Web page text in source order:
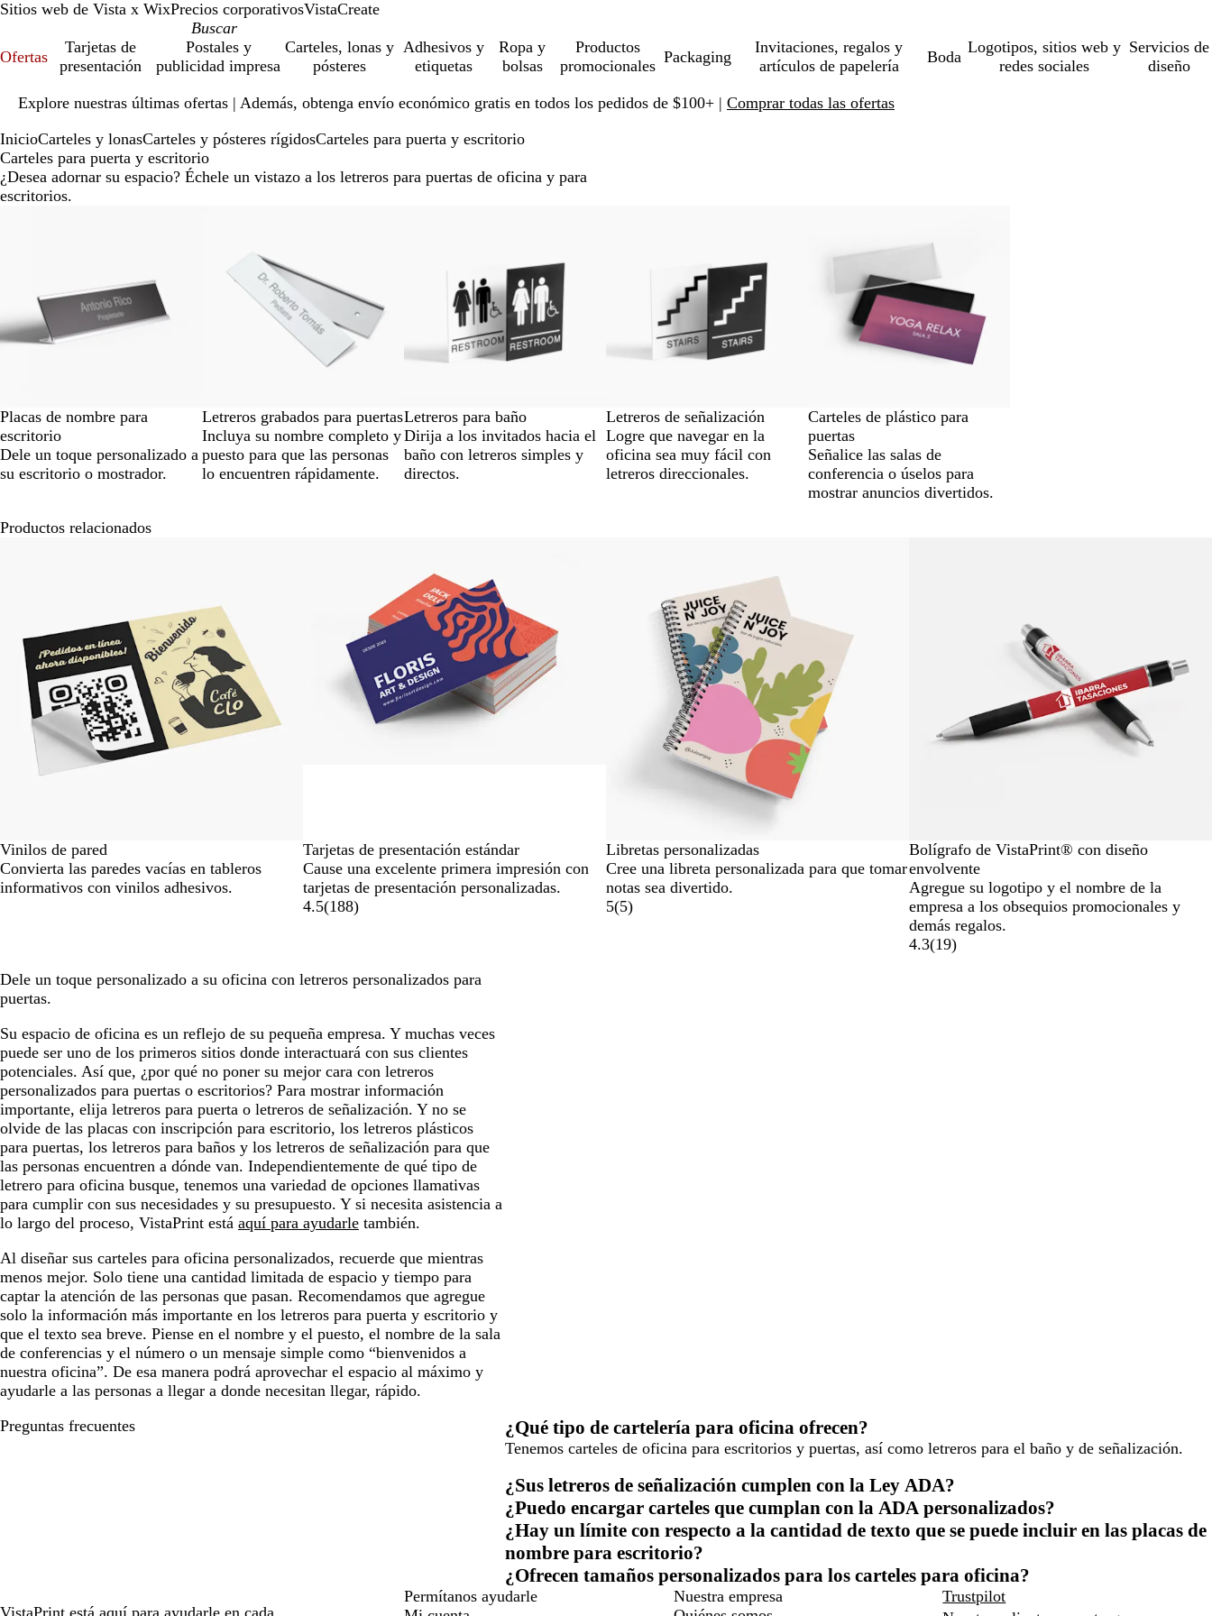
Sitios web de Vista x WixPrecios corporativosVistaCreate
Ofertas
Tarjetas de
presentación
Postales y
publicidad impresa
Carteles, lonas y
pósteres
Adhesivos y
etiquetas
Ropa y
bolsas
Productos
promocionales
Packaging
Invitaciones, regalos y
artículos de papelería
Boda
Logotipos, sitios web y
redes sociales
Servicios de
diseño
Explore nuestras últimas ofertas | Además, obtenga envío económico gratis en todos los pedidos de $100+ | Comprar todas las ofertas
1
InicioCarteles y lonasCarteles y pósteres rígidosCarteles para puerta y escritorio
Carteles para puerta y escritorio
¿Desea adornar su espacio? Échele un vistazo a los letreros para puertas de oficina y para
escritorios.
Placas de nombre para
escritorio
Dele un toque personalizado a
su escritorio o mostrador.
Letreros grabados para puertas
Incluya su nombre completo y
puesto para que las personas
lo encuentren rápidamente.
Letreros para baño
Dirija a los invitados hacia el
baño con letreros simples y
directos.
Letreros de señalización
Logre que navegar en la
oficina sea muy fácil con
letreros direccionales.
Carteles de plástico para
puertas
Señalice las salas de
conferencia o úselos para
mostrar anuncios divertidos.
Productos relacionados
Vinilos de pared
Convierta las paredes vacías en tableros
informativos con vinilos adhesivos.
Tarjetas de presentación estándar
Cause una excelente primera impresión con
tarjetas de presentación personalizadas.
4.5(188)
Libretas personalizadas
Cree una libreta personalizada para que tomar
notas sea divertido.
5(5)
Bolígrafo de VistaPrint® con diseño
envolvente
Agregue su logotipo y el nombre de la
empresa a los obsequios promocionales y
demás regalos.
4.3(19)
Dele un toque personalizado a su oficina con letreros personalizados para
puertas.
Su espacio de oficina es un reflejo de su pequeña empresa. Y muchas veces
puede ser uno de los primeros sitios donde interactuará con sus clientes
potenciales. Así que, ¿por qué no poner su mejor cara con letreros
personalizados para puertas o escritorios? Para mostrar información
importante, elija letreros para puerta o letreros de señalización. Y no se
olvide de las placas con inscripción para escritorio, los letreros plásticos
para puertas, los letreros para baños y los letreros de señalización para que
las personas encuentren a dónde van. Independientemente de qué tipo de
letrero para oficina busque, tenemos una variedad de opciones llamativas
para cumplir con sus necesidades y su presupuesto. Y si necesita asistencia a
lo largo del proceso, VistaPrint está aquí para ayudarle también.
Al diseñar sus carteles para oficina personalizados, recuerde que mientras
menos mejor. Solo tiene una cantidad limitada de espacio y tiempo para
captar la atención de las personas que pasan. Recomendamos que agregue
solo la información más importante en los letreros para puerta y escritorio y
que el texto sea breve. Piense en el nombre y el puesto, el nombre de la sala
de conferencias y el número o un mensaje simple como “bienvenidos a
nuestra oficina”. De esa manera podrá aprovechar el espacio al máximo y
ayudarle a las personas a llegar a donde necesitan llegar, rápido.
Preguntas frecuentes
¿Qué tipo de cartelería para oficina ofrecen?
Tenemos carteles de oficina para escritorios y puertas, así como letreros para el baño y de señalización.
¿Sus letreros de señalización cumplen con la Ley ADA?
¿Puedo encargar carteles que cumplan con la ADA personalizados?
¿Hay un límite con respecto a la cantidad de texto que se puede incluir en las placas de
nombre para escritorio?
¿Ofrecen tamaños personalizados para los carteles para oficina?
VistaPrint está aquí para ayudarle en cada
Permítanos ayudarle
Nuestra empresa
Trustpilot